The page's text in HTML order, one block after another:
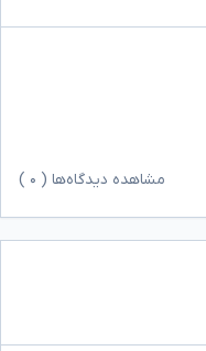
مشاهده دیدگاه‌ها ( ۰